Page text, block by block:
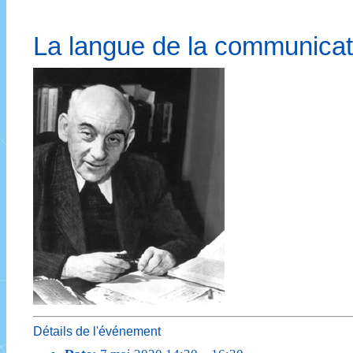
La langue de la
Détails de l'événement